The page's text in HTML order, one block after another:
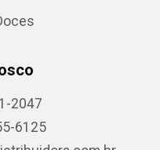
2047
6125